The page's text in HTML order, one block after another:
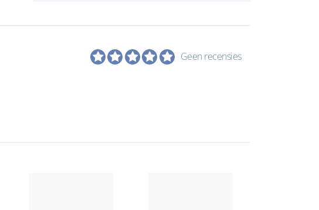
Geen recensies